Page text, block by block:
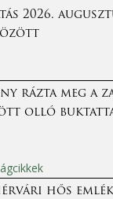
2026.
rázta meg a
olló buktatta
hős